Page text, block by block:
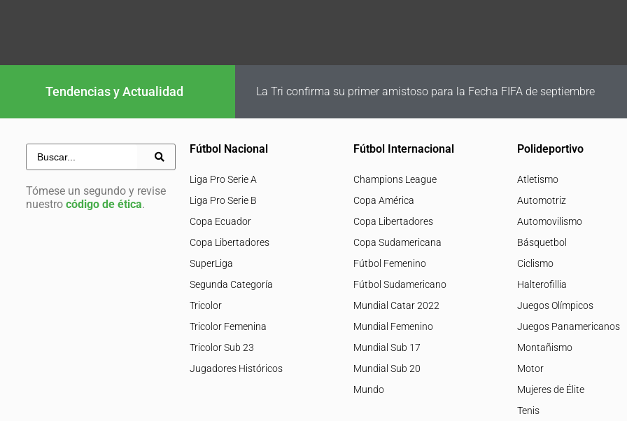
Tendencias y Actualidad FIFA analiza vender parte de su negocio comercial para generar nuevos
Tómese un segundo y revise
nuestro código de ética.
Fútbol Nacional
Liga Pro Serie A
Liga Pro Serie B
Copa Ecuador
Copa Libertadores
SuperLiga
Segunda Categoría
Tricolor
Tricolor Femenina
Tricolor Sub 23
Jugadores Históricos
Fútbol Internacional
Champions League
Copa América
Copa Libertadores
Copa Sudamericana
Fútbol Femenino
Fútbol Sudamericano
Mundial Catar 2022
Mundial Femenino
Mundial Sub 17
Mundial Sub 20
Mundo
Polideportivo
Atletismo
Automotriz
Automovilismo
Básquetbol
Ciclismo
Halterofillia
Juegos Olímpicos
Juegos Panamericanos
Montañismo
Motor
Mujeres de Élite
Tenis